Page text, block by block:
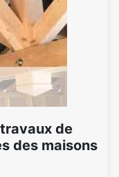
de
des maisons